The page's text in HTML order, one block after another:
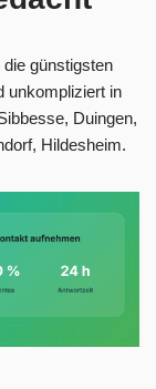
günstigsten
unkompliziert in
Duingen,
Hildesheim.